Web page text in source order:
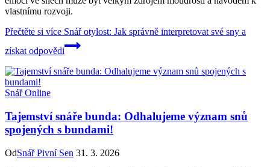
vlastnímu rozvoji.
Přečtěte si více Snář otylost: Jak správně interpretovat své sny a
získat odpovědi
Snář Online
Tajemství snáře bunda: Odhalujeme význam snů
spojených s bundami!
OdSnář Pivní Sen 31. 3. 2026